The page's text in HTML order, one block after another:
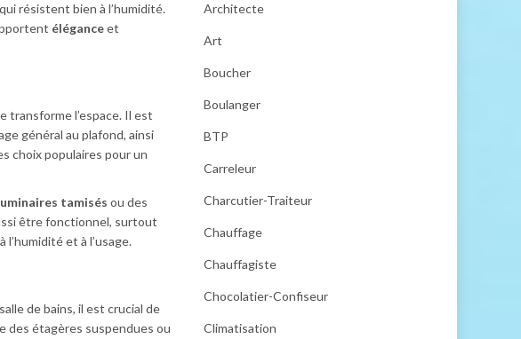
résistent bien à l’humidité.
éléganceet
transforme l’espace. Il est
général au plafond, ainsi
choix populaires pour un
tamisés ou des
être fonctionnel, surtout
et à l’usage.
de bains, il est crucial de
des étagères suspendues ou
Architecte
Art
Boucher
Boulanger
BTP
Carreleur
Charcutier-Traiteur
Chauffage
Chauffagiste
Chocolatier-Confiseur
Climatisation